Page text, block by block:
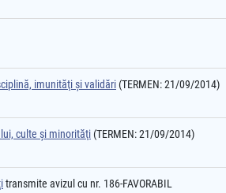
imunităţi şi validări (TERMEN: 21/09/2014)
culte şi minorităţi (TERMEN: 21/09/2014)
transmite avizul cu nr. 186-FAVORABIL